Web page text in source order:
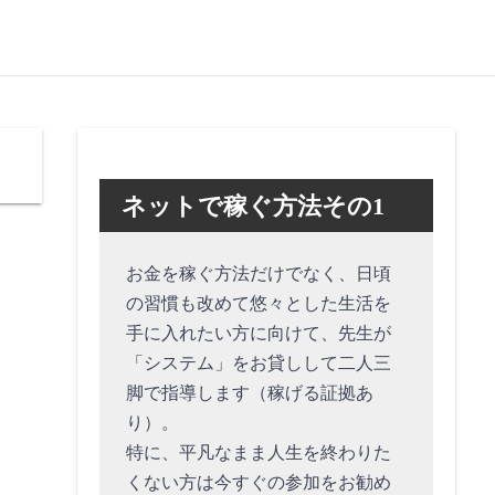
ネットで稼ぐ方法その1
お金を稼ぐ方法だけでなく、日頃
の習慣も改めて悠々とした生活を
手に入れたい方に向けて、先生が
「システム」をお貸しして二人三
脚で指導します（稼げる証拠あ
り）。
特に、平凡なまま人生を終わりた
くない方は今すぐの参加をお勧め